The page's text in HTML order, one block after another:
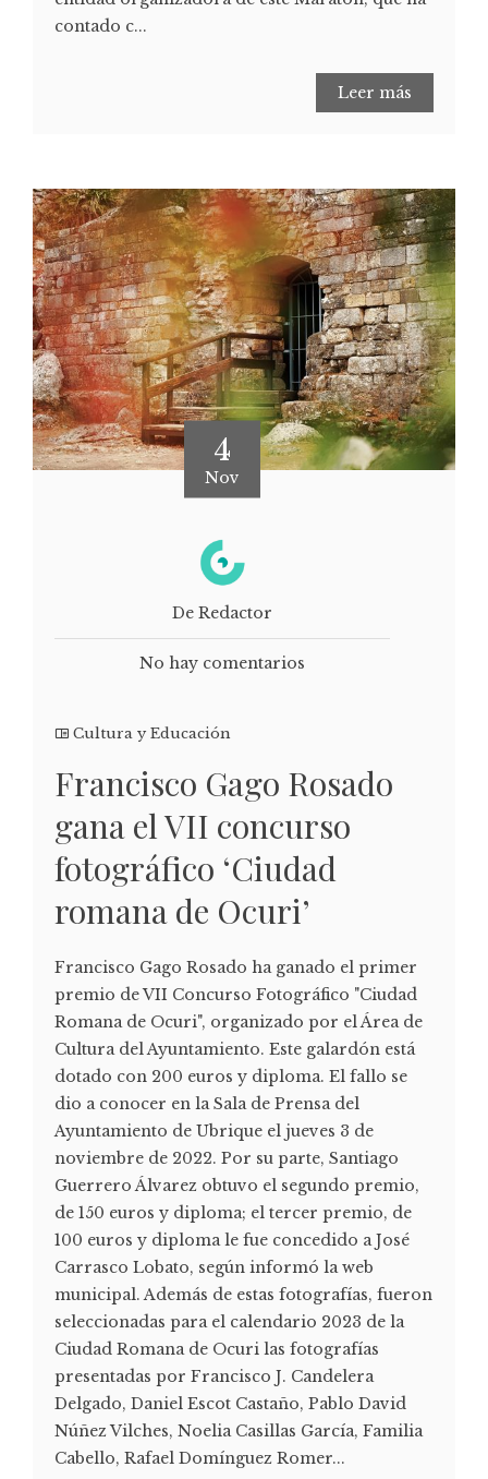
contado c...
Leer más
4
Nov
De Redactor
No hay comentarios
Cultura y Educación
Francisco Gago Rosado
gana el VII concurso
fotográfico ‘Ciudad
romana de Ocuri’
Francisco Gago Rosado ha ganado el primer
premio de VII Concurso Fotográfico "Ciudad
Romana de Ocuri", organizado por el Área de
Cultura del Ayuntamiento. Este galardón está
dotado con 200 euros y diploma. El fallo se
dio a conocer en la Sala de Prensa del
Ayuntamiento de Ubrique el jueves 3 de
noviembre de 2022. Por su parte, Santiago
Guerrero Álvarez obtuvo el segundo premio,
de 150 euros y diploma; el tercer premio, de
100 euros y diploma le fue concedido a José
Carrasco Lobato, según informó la web
municipal. Además de estas fotografías, fueron
seleccionadas para el calendario 2023 de la
Ciudad Romana de Ocuri las fotografías
presentadas por Francisco J. Candelera
Delgado, Daniel Escot Castaño, Pablo David
Núñez Vilches, Noelia Casillas García, Familia
Cabello, Rafael Domínguez Romer...